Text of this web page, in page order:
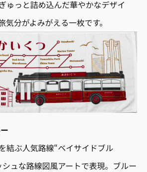
ゅっと詰め込んだ華やかなデザイ
気分がよみがえる一枚です。
結ぶ人気路線“ベイサイドブル
ュな路線図風アートで表現。ブルー